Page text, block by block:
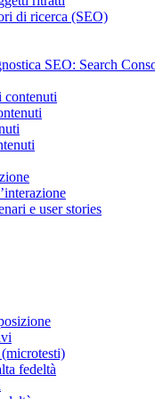
di ricerca (SEO)
SEO: Search
contenuti
e user stories
fedeltà